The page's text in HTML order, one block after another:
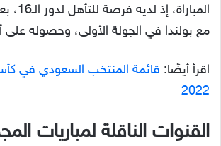
مع بولندا في الجولة الأولى، وحصوله على
اقرأ أيضًا: قائمة المنتخب السعودي في
2022
القنوات الناقلة لمباريات